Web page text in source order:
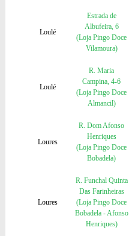
Loulé
Estrada de
Albufeira, 6
(Loja Pingo Doce
Vilamoura)
Loulé
R. Maria
Campina, 4-6
(Loja Pingo Doce
Almancil)
Loures
R. Dom Afonso
Henriques
(Loja Pingo Doce
Bobadela)
Loures
R. Funchal Quinta
Das Farinheiras
(Loja Pingo Doce
Bobadela - Afonso
Henriques)